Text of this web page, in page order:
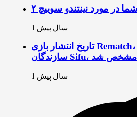
1 سال پیش
تاریخ انتشار بازی Rematch، اثر جدید
سازندگان Sifu، مشخص شد
1 سال پیش